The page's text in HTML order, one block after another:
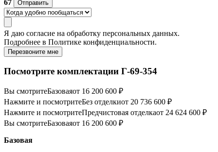
67
Отправить
Я даю согласие на обработку персональных данных.
Подробнее в Политике конфиденциальности.
Перезвоните мне
Посмотрите комплектации Г-69-354
Вы смотритеБазоваяот 16 200 600 ₽
Нажмите и посмотритеБез отделкиот 20 736 600 ₽
Нажмите и посмотритеПредчистовая отделкаот 24 624 600 ₽
Вы смотритеБазоваяот 16 200 600 ₽
Базовая